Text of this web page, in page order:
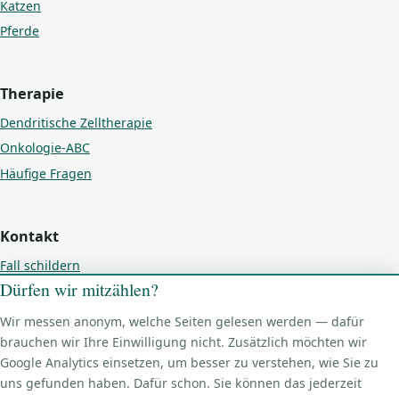
Katzen
Pferde
Therapie
Dendritische Zelltherapie
Onkologie-ABC
Häufige Fragen
Kontakt
Fall schildern
Kontakt
Impressum
Datenschutz
Cookie-Einstellungen
Dürfen wir mitzählen?
Wir messen anonym, welche Seiten gelesen werden — dafür
brauchen wir Ihre Einwilligung nicht. Zusätzlich möchten wir
Google Analytics einsetzen, um besser zu verstehen, wie Sie zu
uns gefunden haben. Dafür schon. Sie können das jederzeit